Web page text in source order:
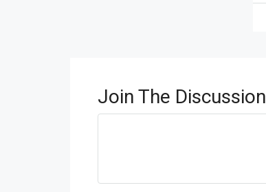
Join The Discussion